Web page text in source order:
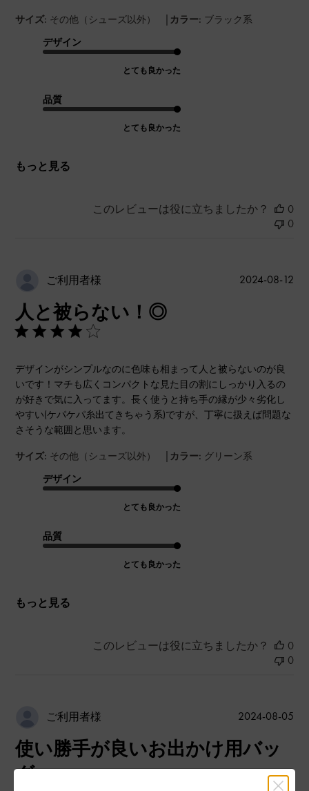
サイズ: その他（シューズ以外） | カラー: ブラック系
デザイン
とても良かった
品質
とても良かった
もっと見る
このレビューは役に立ちましたか？
0
0
ご利用者様
人と被らない！◎
デザインがシンプルなのに色味も相まって人と被らないのが良
いです！マチも広くコンパクトな見た目の割にしっかり入るの
が好きで気に入ってます。長く使うと持ち手の縁が少々劣化し
やすい(ケパケパ糸出てきちゃう系)ですが、丁寧に扱えば問題な
さそうな範囲と思います。
サイズ: その他（シューズ以外） | カラー: グリーン系
デザイン
とても良かった
品質
とても良かった
もっと見る
公
2024-08-12
このレビューは役に立ちましたか？
0
0
ご利用者様
使い勝手が良いお出かけ用バッ
グ
公
2024-08-05